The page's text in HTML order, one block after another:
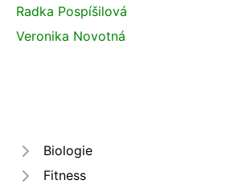
Radka Pospíšilová
Veronika Novotná
Biologie
Fitness